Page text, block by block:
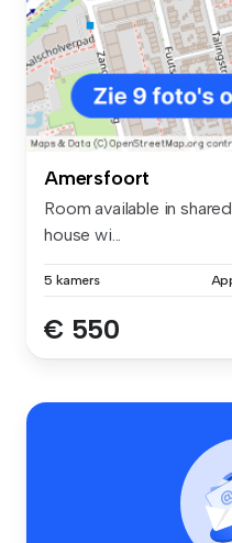
Amersfoort
Room available in
house wi...
5 kamers
€ 550